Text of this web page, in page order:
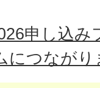
申し込み
につながり